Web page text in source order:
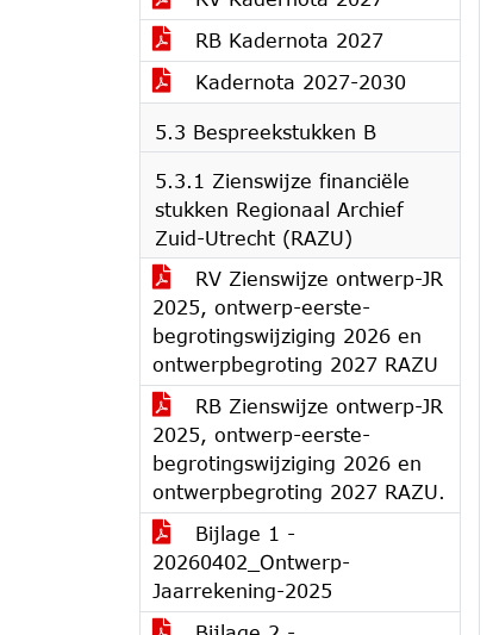
RB Kadernota 2027
Kadernota 2027-2030
5.3 Bespreekstukken B
5.3.1 Zienswijze financiële
stukken Regionaal Archief
Zuid-Utrecht (RAZU)
RV Zienswijze ontwerp-JR
2025, ontwerp-eerste-
begrotingswijziging 2026 en
ontwerpbegroting 2027 RAZU
RB Zienswijze ontwerp-JR
2025, ontwerp-eerste-
begrotingswijziging 2026 en
ontwerpbegroting 2027 RAZU.
Bijlage 1 -
20260402_Ontwerp-
Jaarrekening-2025